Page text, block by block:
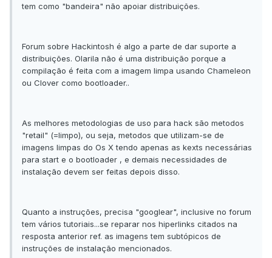
tem como "bandeira" não apoiar distribuições.
Forum sobre Hackintosh é algo a parte de dar suporte a
distribuições. Olarila não é uma distribuição porque a
compilação é feita com a imagem limpa usando Chameleon
ou Clover como bootloader..
As melhores metodologias de uso para hack são metodos
"retail" (=limpo), ou seja, metodos que utilizam-se de
imagens limpas do Os X tendo apenas as kexts necessárias
para start e o bootloader , e demais necessidades de
instalação devem ser feitas depois disso.
Quanto a instruções, precisa "googlear", inclusive no forum
tem vários tutoriais...se reparar nos hiperlinks citados na
resposta anterior ref. as imagens tem subtópicos de
instruções de instalação mencionados.